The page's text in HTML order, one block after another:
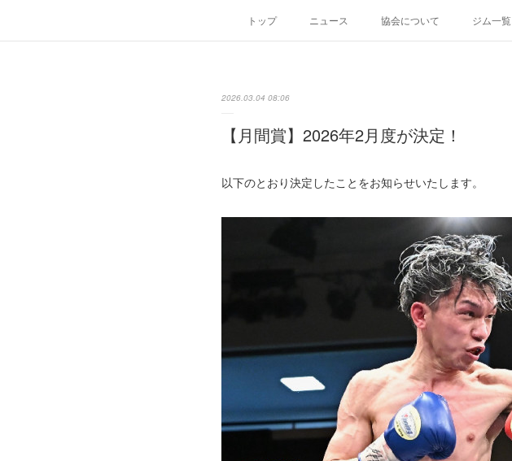
トップ ニュース 協会について ジム一覧
2026.03.04 08:06
【月間賞】2026年2月度が決定！
以下のとおり決定したことをお知らせいたします。